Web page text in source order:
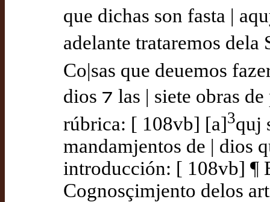
que dichas son fasta |
adelante trataremos dela
Co|sas que deuemos
dios ⁊ las | siete obras
rúbrica: [ 108vb] [a]3quj
mandamjentos de | dios
introducción: [ 108vb] ¶
Cognosçimjento delos